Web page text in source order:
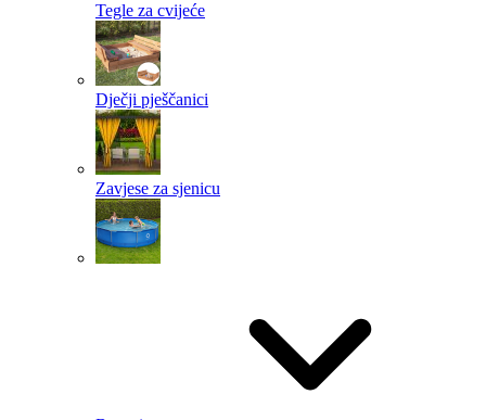
Tegle za cvijeće
Dječji pješčanici
Zavjese za sjenicu